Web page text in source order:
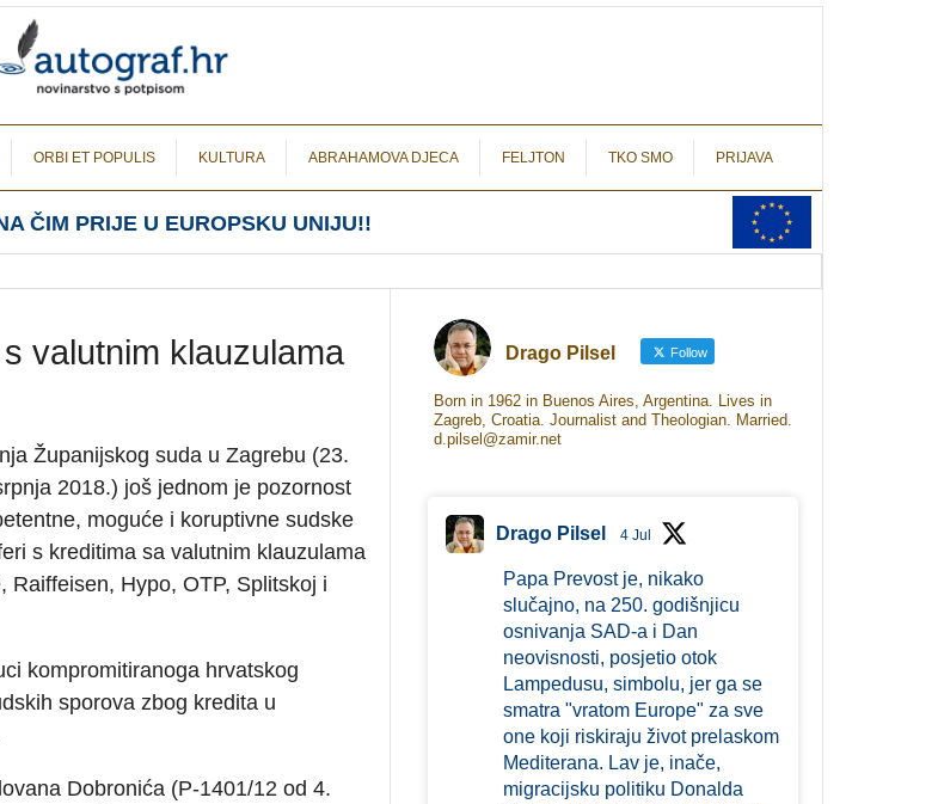
ORBI ET POPULIS KULTURA ABRAHAMOVA DJECA FELJTON TKO SMO PRIJAVA
ČIM PRIJE U EUROPSKU UNIJU!!
valutnim klauzulama
Županijskog suda u Zagrebu (23.
2018.) još jednom je pozornost
moguće i koruptivne sudske
s kreditima sa valutnim klauzulama
Raiffeisen, Hypo, OTP, Splitskoj i
kompromitiranoga hrvatskog
sporova zbog kredita u
Dobronića (P-1401/12 od 4.
Drago Pilsel Follow
Born in 1962 in Buenos Aires, Argentina. Lives in
Zagreb, Croatia. Journalist and Theologian. Married.
d.pilsel@zamir.net
Drago Pilsel 4 Jul
Papa Prevost je, nikako
slučajno, na 250. godišnjicu
osnivanja SAD-a i Dan
neovisnosti, posjetio otok
Lampedusu, simbolu, jer ga se
smatra "vratom Europe" za sve
one koji riskiraju život prelaskom
Mediterana. Lav je, inače,
migracijsku politiku Donalda